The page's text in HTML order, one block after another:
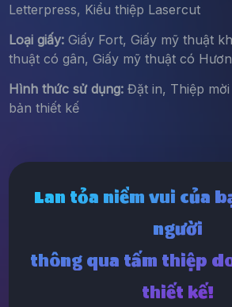
Letterpress, Kiểu thiệp Lasercut
Loại giấy:Giấy Fort, Giấy mỹ thuật
thuật có gân, Giấy mỹ thuật có
Hình thức sử dụng:Đặt in, Thiệp mời
bản thiết kế
Lan tỏa niềm vui của
người
thông qua tấm thiệp
thiết kế!